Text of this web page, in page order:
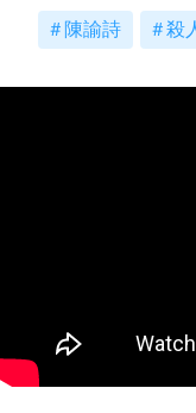
陳諭詩 殺